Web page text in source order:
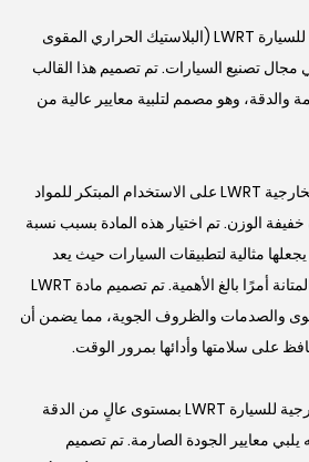
يمثل قالب الأجزاء الخارجية للسيارة LWRT (البلاستيك الحراري المقوى
تصنيع السيارات. تم تصميم هذا القالب
والدقة، وهو مصمم لتلبية معايير عالية من
يعتمد قالب أجزاء السيارة الخارجية LWRT على الاستخدام المبتكر للمواد
خفيفة الوزن. تم اختيار هذه المادة بسبب نسبة
مثالية لتطبيقات السيارات حيث يعد
تقليل الوزن دون المساس بالمتانة أمرًا بالغ الأهمية. تم تصميم مادة LWRT
والصدمات والظروف الجوية، مما يضمن أن
على سلامتها وأدائها بمرور الوقت.
تم تصميم قالب الأجزاء الخارجية للسيارة LWRT بمستوى عالٍ من الدقة
معايير الجودة الصارمة. تم تصميم